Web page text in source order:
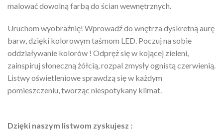
malować dowolną farbą do ścian wewnętrznych.
Uruchom wyobraźnię! Wprowadź do wnętrza dyskretną aurę
barw, dzięki kolorowym taśmom LED. Poczuj na sobie
oddziaływanie kolorów ! Odpręż się w kojącej zieleni,
zainspiruj słoneczną żółcią, rozpal zmysły ognistą czerwienią.
Listwy oświetleniowe sprawdzą się w każdym
pomieszczeniu, tworząc niespotykany klimat.
Dzięki naszym listwom zyskujesz :